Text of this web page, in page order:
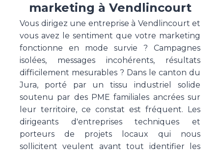
marketing à Vendlincourt
Vous dirigez une entreprise à Vendlincourt et
vous avez le sentiment que votre marketing
fonctionne en mode survie ? Campagnes
isolées, messages incohérents, résultats
difficilement mesurables ? Dans le canton du
Jura, porté par un tissu industriel solide
soutenu par des PME familiales ancrées sur
leur territoire, ce constat est fréquent. Les
dirigeants d'entreprises techniques et
porteurs de projets locaux qui nous
sollicitent veulent avant tout identifier les